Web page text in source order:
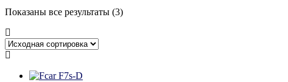
Показаны все результаты (3)